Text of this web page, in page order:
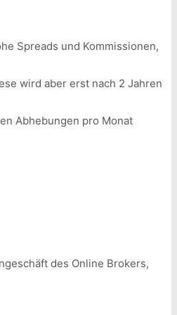
Spreads und Kommissionen,
wird aber erst nach 2 Jahren
Abhebungen pro Monat
des Online Brokers,